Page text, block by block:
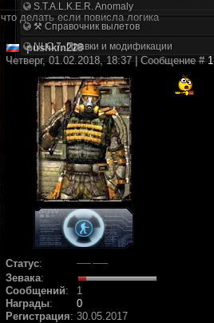
S.T.A.L.K.E.R. Anomaly
⚒ Справочник вылетов
NLC 7. Правки и модификации
что делать если повисла логика
pushkin228
Четверг, 01.02.2018, 18:37 | Сообщение #1
Статус:
Зевака:
Сообщений:
1
Награды:
0
Регистрация: 30.05.2017